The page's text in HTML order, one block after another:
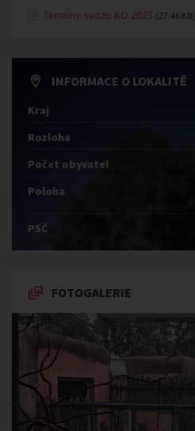
Termíny svozu KO 2025 (27.46 KB)
INFORMACE O LOKALITĚ
Kraj
Rozloha
Počet obyvatel
Poloha
PSČ
FOTOGALERIE